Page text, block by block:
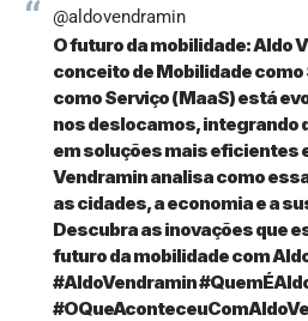
@aldovendramin
O futuro da mobilidade: Aldo
conceito de Mobilidade
como Serviço (MaaS) está
nos deslocamos, integrando
em soluções mais eficientes
Vendramin analisa como
as cidades, a economia e a
Descubra as inovações que
futuro da mobilidade com
#AldoVendramin